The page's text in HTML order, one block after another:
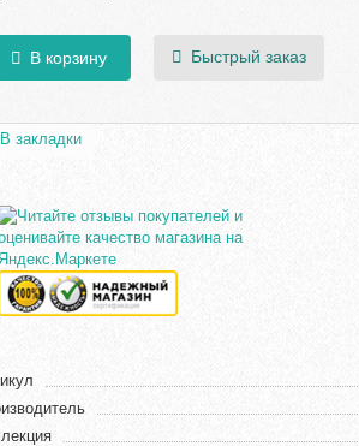
В корзину Быстрый заказ
В закладки